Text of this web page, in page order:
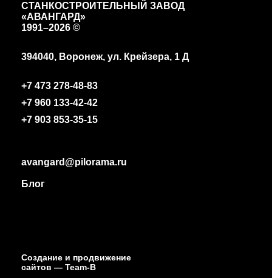
СТАНКОСТРОИТЕЛЬНЫЙ ЗАВОД
«АВАНГАРД»
1991–2026 ©
394040, Воронеж, ул. Крейзера, 1 Д
+7 473 278-48-83
+7 960 133-42-42
+7 903 853-35-15
avangard@pilorama.ru
Блог
Создание и продвижение
сайтов — Team-B